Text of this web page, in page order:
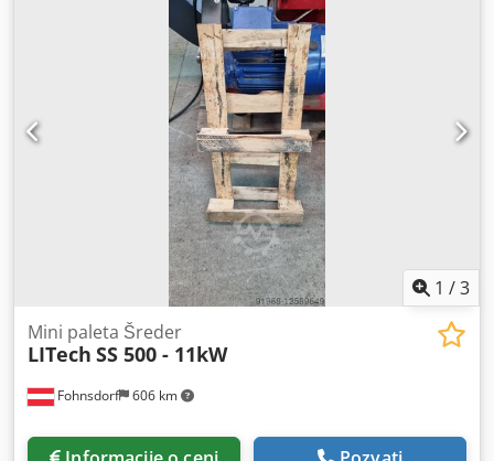
1 /3
Fohnsdorf 606 km
Mini paleta Šreder
LITech SS 500 - 11kW